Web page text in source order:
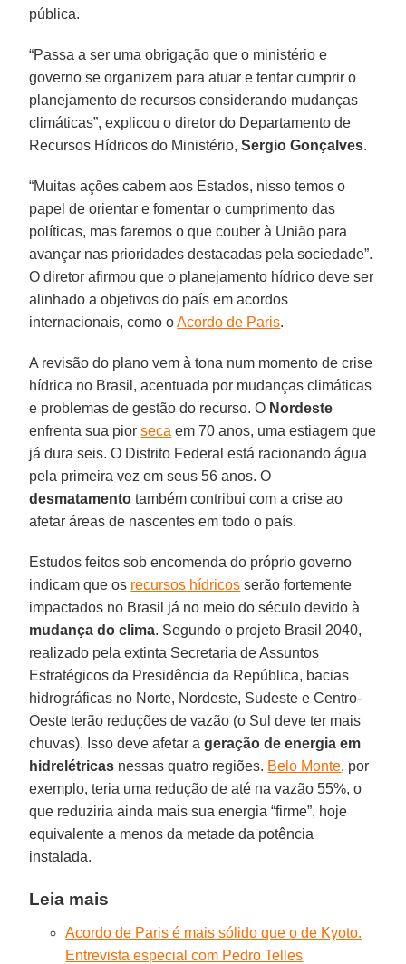
pública.
“Passa a ser uma obrigação que o ministério e
governo se organizem para atuar e tentar cumprir o
planejamento de recursos considerando mudanças
climáticas”, explicou o diretor do Departamento de
Recursos Hídricos do Ministério,Sergio Gonçalves.
“Muitas ações cabem aos Estados, nisso temos o
papel de orientar e fomentar o cumprimento das
políticas, mas faremos o que couber à União para
avançar nas prioridades destacadas pela sociedade”.
O diretor afirmou que o planejamento hídrico deve ser
alinhado a objetivos do país em acordos
internacionais, como oAcordo de Paris.
A revisão do plano vem à tona num momento de crise
hídrica no Brasil, acentuada por mudanças climáticas
e problemas de gestão do recurso. O Nordeste
enfrenta sua piorseca em 70 anos, uma estiagem que
já dura seis. O Distrito Federal está racionando água
pela primeira vez em seus 56 anos. O
desmatamento também contribui com a crise ao
afetar áreas de nascentes em todo o país.
Estudos feitos sob encomenda do próprio governo
indicam que os recursos hídricos serão fortemente
impactados no Brasil já no meio do século devido à
mudança do clima. Segundo o projeto Brasil 2040,
realizado pela extinta Secretaria de Assuntos
Estratégicos da Presidência da República, bacias
hidrográficas no Norte, Nordeste, Sudeste e Centro-
Oeste terão reduções de vazão (o Sul deve ter mais
chuvas). Isso deve afetar ageração de energia em
hidrelétricas nessas quatro regiões. Belo Monte, por
exemplo, teria uma redução de até na vazão 55%, o
que reduziria ainda mais sua energia “firme”, hoje
equivalente a menos da metade da potência
instalada.
Leia mais
Acordo de Paris é mais sólido que o de Kyoto.
Entrevista especial com Pedro Telles